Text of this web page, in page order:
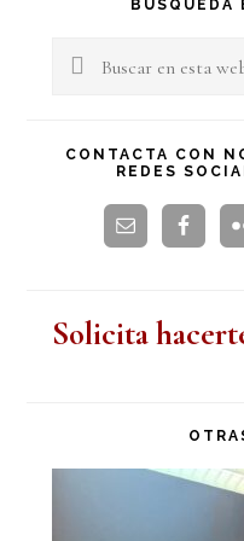
lateral
BÚSQUEDA
Buscar
esta
CONTACTA CON
REDES
Solicita